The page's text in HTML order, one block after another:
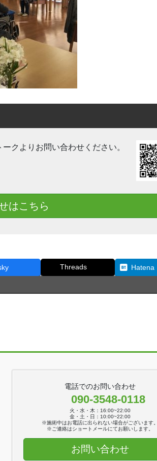
クよりお問い合わせください。
はこちら
Threads Hatena
電話でのお問い合わせ
090-3548-0118
火・水・木：16:00~22:00
金・土・日：10:00~22:00
※施術中はお電話に出られない場合がございます。
※ご連絡はショートメールにてお願いします。
お問い合わせ